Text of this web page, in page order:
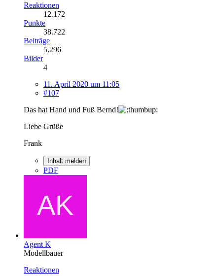
Reaktionen
12.172
Punkte
38.722
Beiträge
5.296
Bilder
4
11. April 2020 um 11:05
#107
Das hat Hand und Fuß Bernd!
Liebe Grüße
Frank
Inhalt melden
PDF
Agent K
Modellbauer
Reaktionen